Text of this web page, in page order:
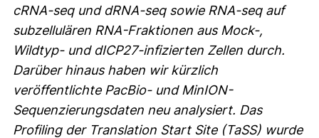
cRNA-seq und dRNA-seq sowie RNA-seq auf
subzellulären RNA-Fraktionen aus Mock-,
Wildtyp- und dICP27-infizierten Zellen durch.
Darüber hinaus haben wir kürzlich
veröffentlichte PacBio- und MinION-
Sequenzierungsdaten neu analysiert. Das
Profiling der Translation Start Site (TaSS) wurde